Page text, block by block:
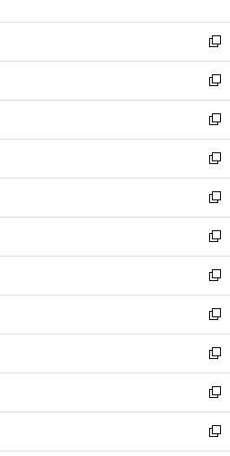
開
く
ウ
で
開
く
ン
ド
ウ
で
開
く
新
し
い
ウ
ィ
ン
ド
ウ
で
開
く
新
し
い
ウ
ィ
ン
ド
ウ
で
開
く
新
し
い
ウ
ィ
ン
ド
ウ
で
開
く
新
し
い
ウ
ィ
ン
ド
ウ
で
開
く
新
し
い
ウ
ィ
ン
ド
ウ
で
開
く
新
し
い
ウ
ィ
ン
ド
ウ
で
開
く
新
し
い
ウ
ィ
ン
ド
ウ
で
開
新
し
い
ウ
ィ
ン
ド
ウ
新
し
い
ウ
ィ
ン
新
し
い
新